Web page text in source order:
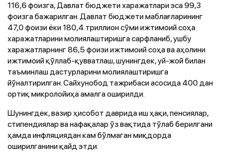
116,6 фоизга, Давлат бюджети харажатлари эса 99,3
фоизга бажарилган. Давлат бюджети маблағларининг
47,0 фоизи ёки 180,4 триллион сўми ижтимоий соҳа
харажатларини молиялаштиришга сарфланиб, ушбу
харажатларнинг 86,5 фоизи ижтимоий соҳа ва аҳолини
ижтимоий қўллаб-қувватлаш, шунингдек, уй-жой билан
таъминлаш дастурларини молиялаштиришга
йўналтирилган. Сайхунобод тажрибаси асосида 400 дан
ортиқ микролойиҳа амалга оширилди.
Шунингдек, вазир ҳисобот даврида иш ҳақи, пенсиялар,
стипендиялар ва нафақалар ўз вақтида тўлаб берилгани
ҳамда инфляциядан кам бўлмаган миқдорда
оширилганини қайд этди.